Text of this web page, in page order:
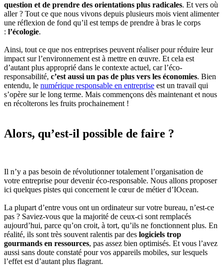
question et de prendre des orientations plus radicales. Et vers où
aller ? Tout ce que nous vivons depuis plusieurs mois vient alimenter
une réflexion de fond qu’il est temps de prendre à bras le corps
: l’écologie.
Ainsi, tout ce que nos entreprises peuvent réaliser pour réduire leur
impact sur l’environnement est à mettre en œuvre. Et cela est
d’autant plus approprié dans le contexte actuel, car l’éco-
responsabilité, c’est aussi un pas de plus vers les économies. Bien
entendu, le numérique responsable en entreprise est un travail qui
s’opère sur le long terme. Mais commençons dès maintenant et nous
en récolterons les fruits prochainement !
Alors, qu’est-il possible de faire ?
Il n’y a pas besoin de révolutionner totalement l’organisation de
votre entreprise pour devenir éco-responsable. Nous allons proposer
ici quelques pistes qui concernent le cœur de métier d’IOcean.
La plupart d’entre vous ont un ordinateur sur votre bureau, n’est-ce
pas ? Saviez-vous que la majorité de ceux-ci sont remplacés
aujourd’hui, parce qu’on croit, à tort, qu’ils ne fonctionnent plus. En
réalité, ils sont très souvent ralentis par des logiciels trop
gourmands en ressources, pas assez bien optimisés. Et vous l’avez
aussi sans doute constaté pour vos appareils mobiles, sur lesquels
l’effet est d’autant plus flagrant.